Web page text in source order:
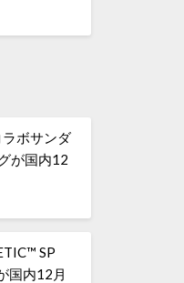
ラボサンダ
が国内12
SP
国内12月